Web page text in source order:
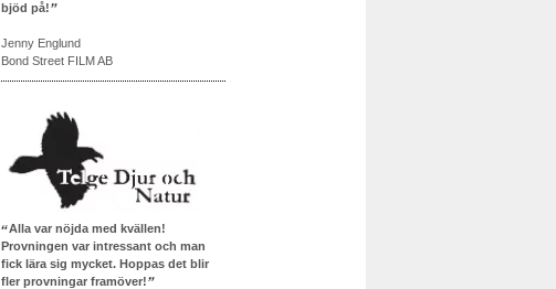
bjöd på!
Jenny Englund
Bond Street FILM AB
Alla var nöjda med kvällen!
Provningen var intressant och man
fick lära sig mycket. Hoppas det blir
fler provningar framöver!